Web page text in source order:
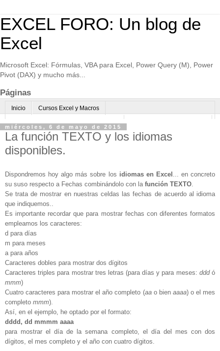
EXCEL FORO: Un blog de
Excel
Microsoft Excel: Fórmulas, VBA para Excel, Power Query (M), Power
Pivot (DAX) y mucho más...
Páginas
Inicio Cursos Excel y Macros
Excel Avanzado online-Microsoft Teams
Normas de uso Algo sobre mi
miércoles, 6 de mayo de 2015
La función TEXTO y los idiomas
disponibles.
Dispondremos hoy algo más sobre los idiomas en Excel ... en concreto
su suso respecto a Fechas combinándolo con la función TEXTO
Se trata de mostrar en nuestras celdas las fechas de acuerdo al idioma
que indiquemos..
Es importante recordar que para mostrar fechas con diferentes formatos
empleamos los caracteres:
d para días
m para meses
a para años
Caracteres dobles para mostrar dos dígitos
Caracteres triples para mostrar tres letras (para días y para meses: dddó
mmm)
Cuatro caracteres para mostrar el año completo (aao bien aaaa) o el mes
completo mmm).
Así, en el ejemplo, he optado por el formato:
dddd, dd mmmm aaaa
para mostrar el día de la semana completo, el día del mes con dos
dígitos, el mes completo y el año con cuatro dígitos.